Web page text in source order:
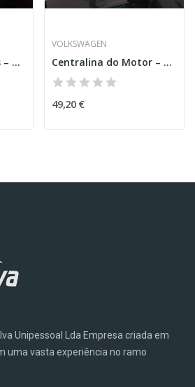
Interruptor de Luzes – BMW 1 (E87)
VOLKSWAGEN
Centralina do Motor – VOLKSWAGEN GOLF IV (1J1)
49,20 €
Unipessoal Lda Empresa criada em
uma vasta experiência no ramo